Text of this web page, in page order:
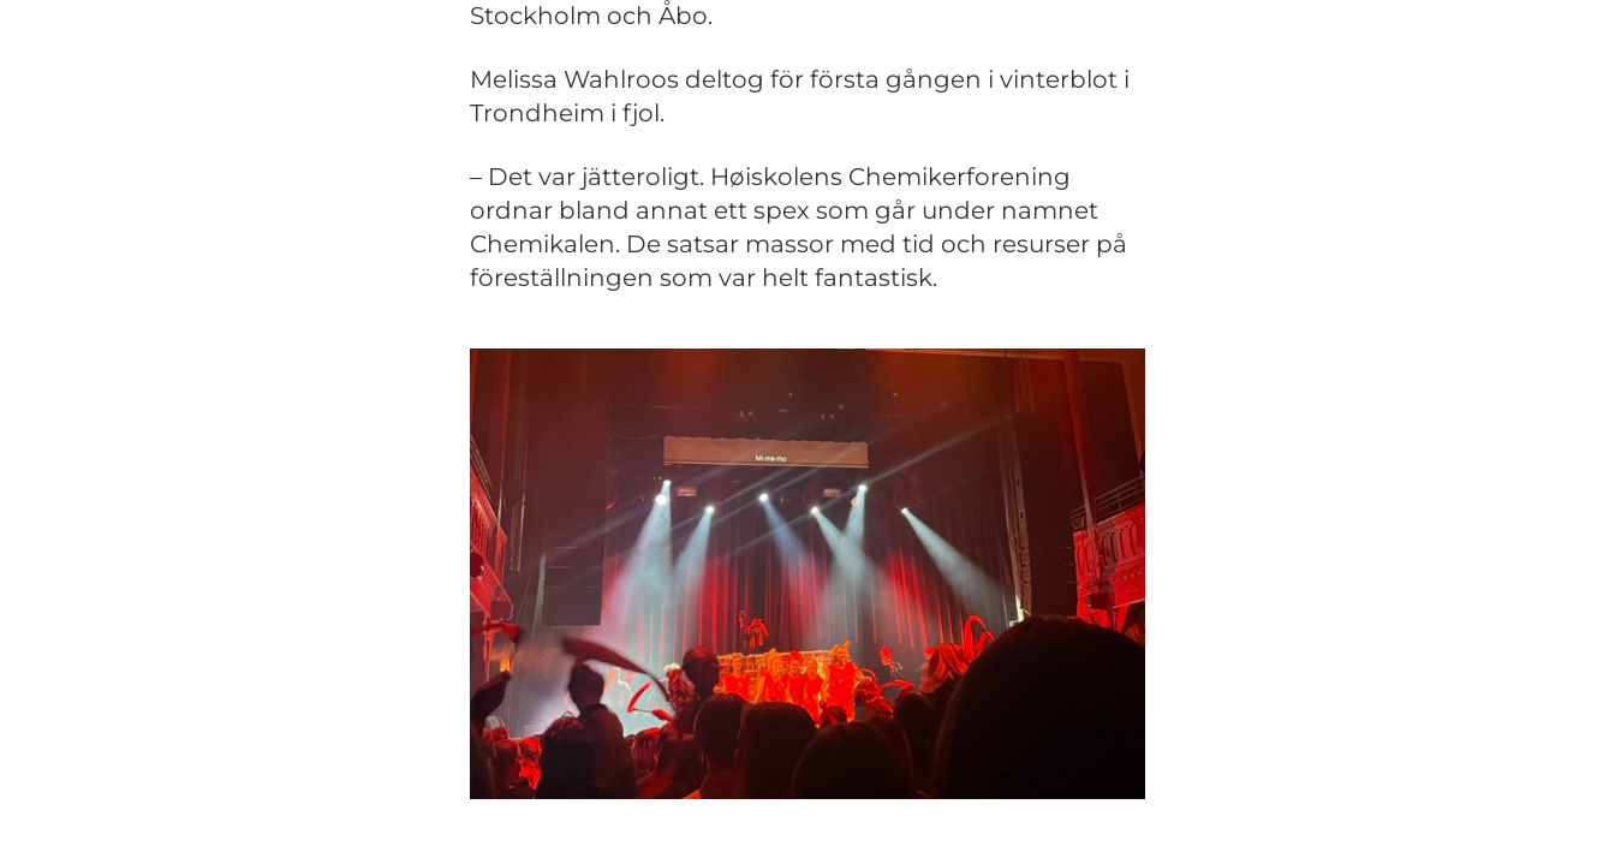
Stockholm och Åbo.
Melissa Wahlroos deltog för första gången i vinterblot i
Trondheim i fjol.
– Det var jätteroligt. Høiskolens Chemikerforening
ordnar bland annat ett spex som går under namnet
Chemikalen. De satsar massor med tid och resurser på
föreställningen som var helt fantastisk.